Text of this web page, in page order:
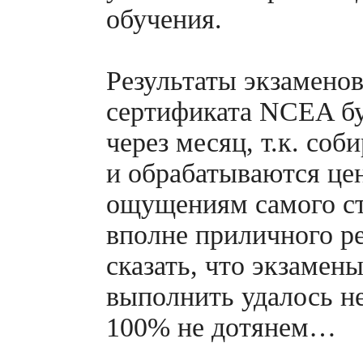
обучения.
Результаты
сертификата NCEA
через месяц, т.к.
и обрабатываются
ощущениям самого
вполне приличного
сказать, что
выполнить удалось
100% не дотянем…